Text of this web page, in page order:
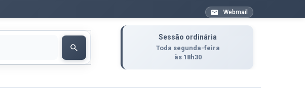
Webmail
Sessão ordinária
Toda segunda-feira
às 18h30